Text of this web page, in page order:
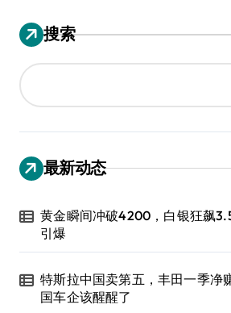
搜索
最新动态
黄金瞬间冲破4200，白银狂飙
引爆
特斯拉中国卖第五，丰田一季
国车企该醒醒了